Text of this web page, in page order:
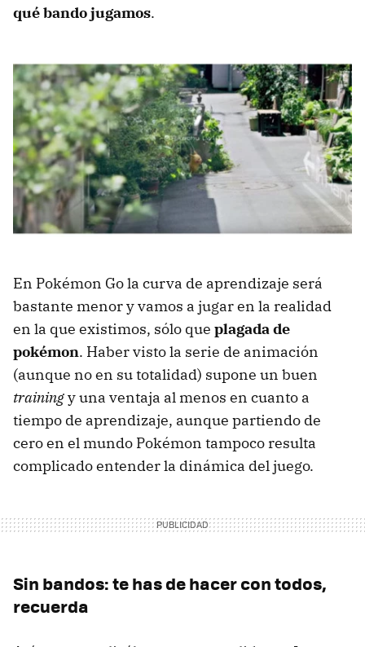
qué bando jugamos.
En Pokémon Go la curva de aprendizaje será
bastante menor y vamos a jugar en la realidad
en la que existimos, sólo que plagada de
pokémon. Haber visto la serie de animación
(aunque no en su totalidad) supone un buen
trainingy una ventaja al menos en cuanto a
tiempo de aprendizaje, aunque partiendo de
cero en el mundo Pokémon tampoco resulta
complicado entender la dinámica del juego.
Sin bandos: te has de hacer con todos,
recuerda